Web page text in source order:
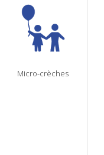
Micro-crèches